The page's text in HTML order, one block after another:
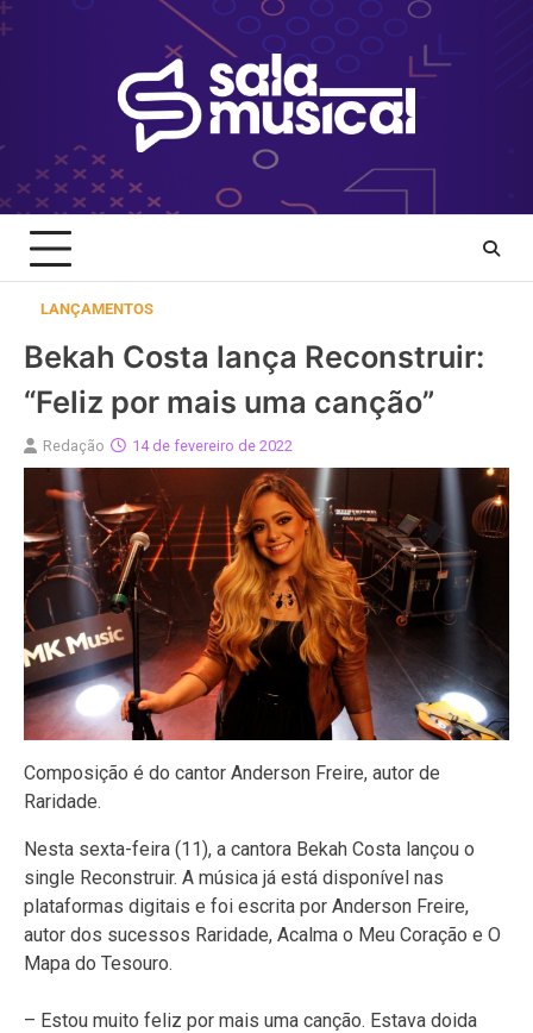
Skip
to
LANÇAMENTOS
Bekah Costa lança Reconstruir:
“Feliz por mais uma canção”
Redação 14 de fevereiro de 2022
Composição é do cantor Anderson Freire, autor de
Raridade.
Nesta sexta-feira (11), a cantora Bekah Costa lançou o
single Reconstruir. A música já está disponível nas
plataformas digitais e foi escrita por Anderson Freire,
autor dos sucessos Raridade, Acalma o Meu Coração e O
Mapa do Tesouro.
– Estou muito feliz por mais uma canção. Estava doida